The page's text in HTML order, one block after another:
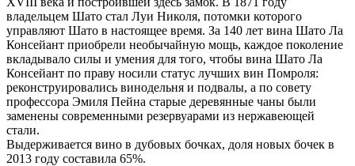
владельцем Шато стал Луи Николя, потомки которого
управляют Шато в настоящее время. За 140 лет вина Шато Ла
Консейант приобрели необычайную мощь, каждое поколение
вкладывало силы и умения для того, чтобы вина Шато Ла
Консейант по праву носили статус лучших вин Помроля:
реконструировались винодельня и подвалы, а по совету
профессора Эмиля Пейна старые деревянные чаны были
заменены современными резервуарами из нержавеющей
стали.
Выдерживается вино в дубовых бочках, доля новых бочек в
2013 году составила 65%.